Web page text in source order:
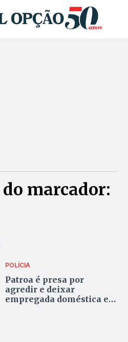
marcador:
POLÍCIA
Patroa é presa por
agredir e deixar
empregada doméstica e